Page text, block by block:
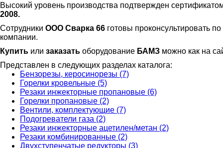
Высокий уровень производства подтвержден
2008.
Сотрудники ООО Сварка 66 готовы проконсультировать
компании.
Купить или заказать оборудование БАМЗ можно как на
Представлен в следующих разделах каталога:
Бензорезы, керосинорезы (7)
Горелки кровельные (5)
Резаки инжекторные пропановые (6)
Горелки пропановые (2)
Вентили, комплектующие (7)
Подогреватели газа (2)
Резаки инжекторные ацетилен/метан (2)
Резаки комбинированные (2)
Двухступенчатые редукторы (3)